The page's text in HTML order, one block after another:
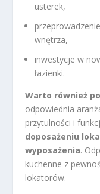
usterek,
wnętrza,
inwestycje w
łazienki.
Warto również
odpowiednia
przytulności i
doposażeniu
wyposażenia.
kuchenne z
lokatorów.